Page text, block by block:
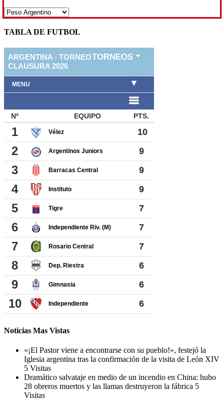
TABLA DE FUTBOL
Noticias Mas Vistas
«¡El Pastor viene a encontrarse con su pueblo!», festejó la
Iglesia argentina tras la confirmación de la visita de León XIV
5 Visitas
Dramático salvataje en medio de un incendio en China: hubo
28 obreros muertos y las llamas destruyeron la fábrica 5
Visitas